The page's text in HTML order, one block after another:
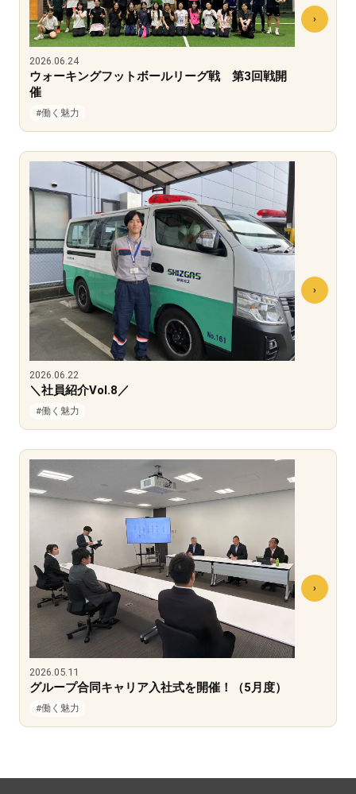
2026.06.24
ウォーキングフットボールリーグ戦 第3回戦開
催
#働く魅力
2026.06.22
＼社員紹介Vol.8／
#働く魅力
2026.05.11
グループ合同キャリア入社式を開催！（5月度）
#働く魅力